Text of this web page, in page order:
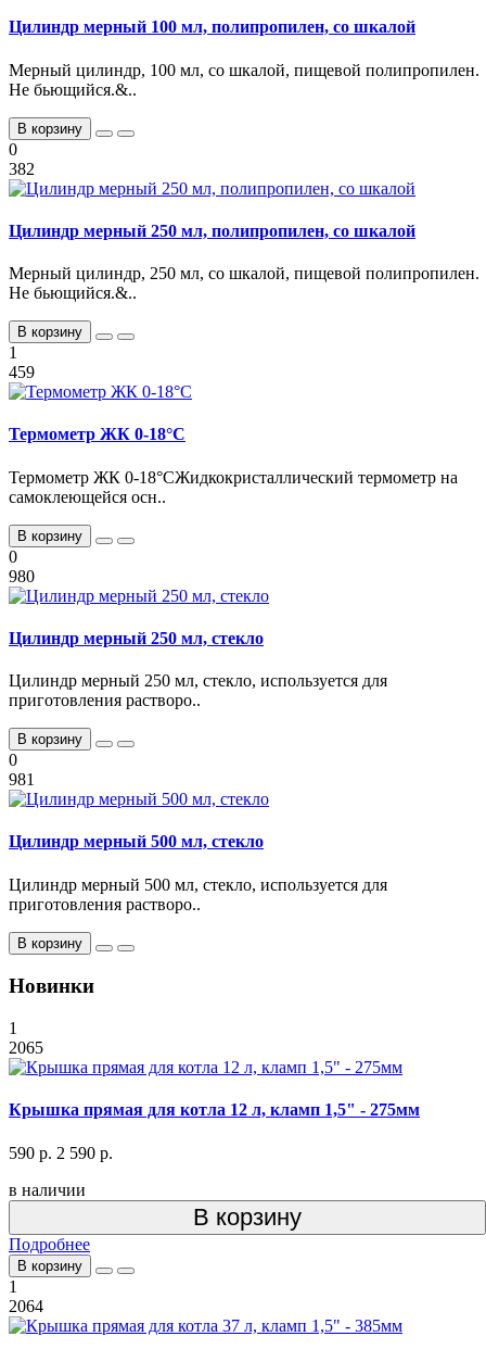
Цилиндр мерный 100 мл, полипропилен, со шкалой
Мерный цилиндр, 100 мл, со шкалой, пищевой полипропилен.
Не бьющийся.&..
В корзину
0
382
Цилиндр мерный 250 мл, полипропилен, со шкалой
Мерный цилиндр, 250 мл, со шкалой, пищевой полипропилен.
Не бьющийся.&..
В корзину
1
459
Термометр ЖК 0-18°C
Термометр ЖК 0-18°CЖидкокристаллический термометр на
самоклеющейся осн..
В корзину
0
980
Цилиндр мерный 250 мл, стекло
Цилиндр мерный 250 мл, стекло, используется для
приготовления растворо..
В корзину
0
981
Цилиндр мерный 500 мл, стекло
Цилиндр мерный 500 мл, стекло, используется для
приготовления растворо..
В корзину
Новинки
1
2065
Крышка прямая для котла 12 л, кламп 1,5" - 275мм
590 р. 2 590 р.
в наличии
В корзину
Подробнее
В корзину
1
2064